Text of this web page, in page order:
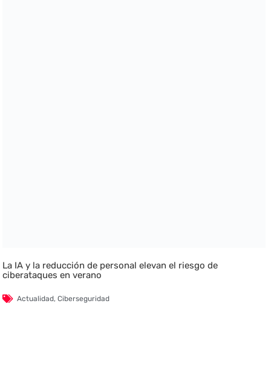
La IA y la reducción de personal elevan el riesgo de
ciberataques en verano
Actualidad,Ciberseguridad